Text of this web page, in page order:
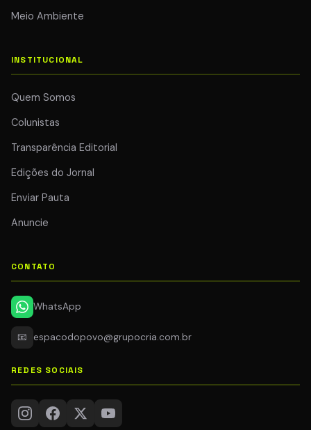
Meio Ambiente
INSTITUCIONAL
Quem Somos
Colunistas
Transparência Editorial
Edições do Jornal
Enviar Pauta
Anuncie
CONTATO
WhatsApp
📧 espacodopovo@grupocria.com.br
REDES SOCIAIS